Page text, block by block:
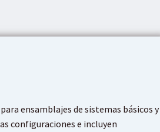
ensamblajes de sistemas básicos y
configuraciones e incluyen